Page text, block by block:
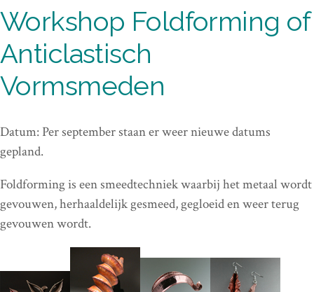
Workshop Foldforming of
Anticlastisch
Vormsmeden
Datum: Per september staan er weer nieuwe datums
gepland.
Foldforming is een smeedtechniek waarbij het metaal wordt
gevouwen, herhaaldelijk gesmeed, gegloeid en weer terug
gevouwen wordt.